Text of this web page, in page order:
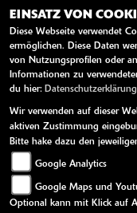
erstklassigen
EUR 10.170,-
EINSATZ VON
Diese Webseite verwendet
ermöglichen. Diese Daten
von Nutzungsprofilen oder
Informationen zu
du hier: Datenschutzerklärung
Wir verwenden auf dieser
aktiven Zustimmung
Bitte hake dazu den
Google Analytics
Google Maps und
Optional kann mit Klick auf